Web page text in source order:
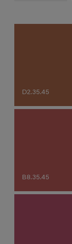
D2.35.45
B8.35.45